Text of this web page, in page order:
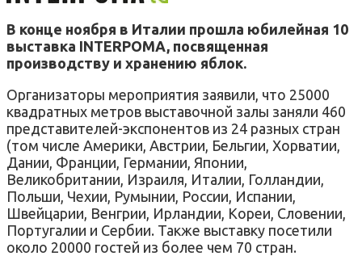
В конце ноября в Италии прошла юбилейная 10
выставка INTERPOMA, посвященная
производству и хранению яблок.
Организаторы мероприятия заявили, что 25000
квадратных метров выставочной залы заняли 460
представителей-экспонентов из 24 разных стран
(том числе Америки, Австрии, Бельгии, Хорватии,
Дании, Франции, Германии, Японии,
Великобритании, Израиля, Италии, Голландии,
Польши, Чехии, Румынии, России, Испании,
Швейцарии, Венгрии, Ирландии, Кореи, Словении,
Португалии и Сербии. Также выставку посетили
около 20000 гостей из более чем 70 стран.